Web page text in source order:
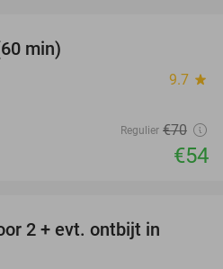
min)
9.7 star
Regulier €70
€54
2 + evt. ontbijt in